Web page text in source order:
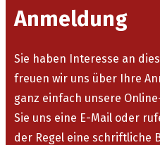
Anmeldung
Sie haben Interesse an
freuen wir uns über Ihre
ganz einfach unsere
Sie uns eine E-Mail oder
der Regel eine schriftliche